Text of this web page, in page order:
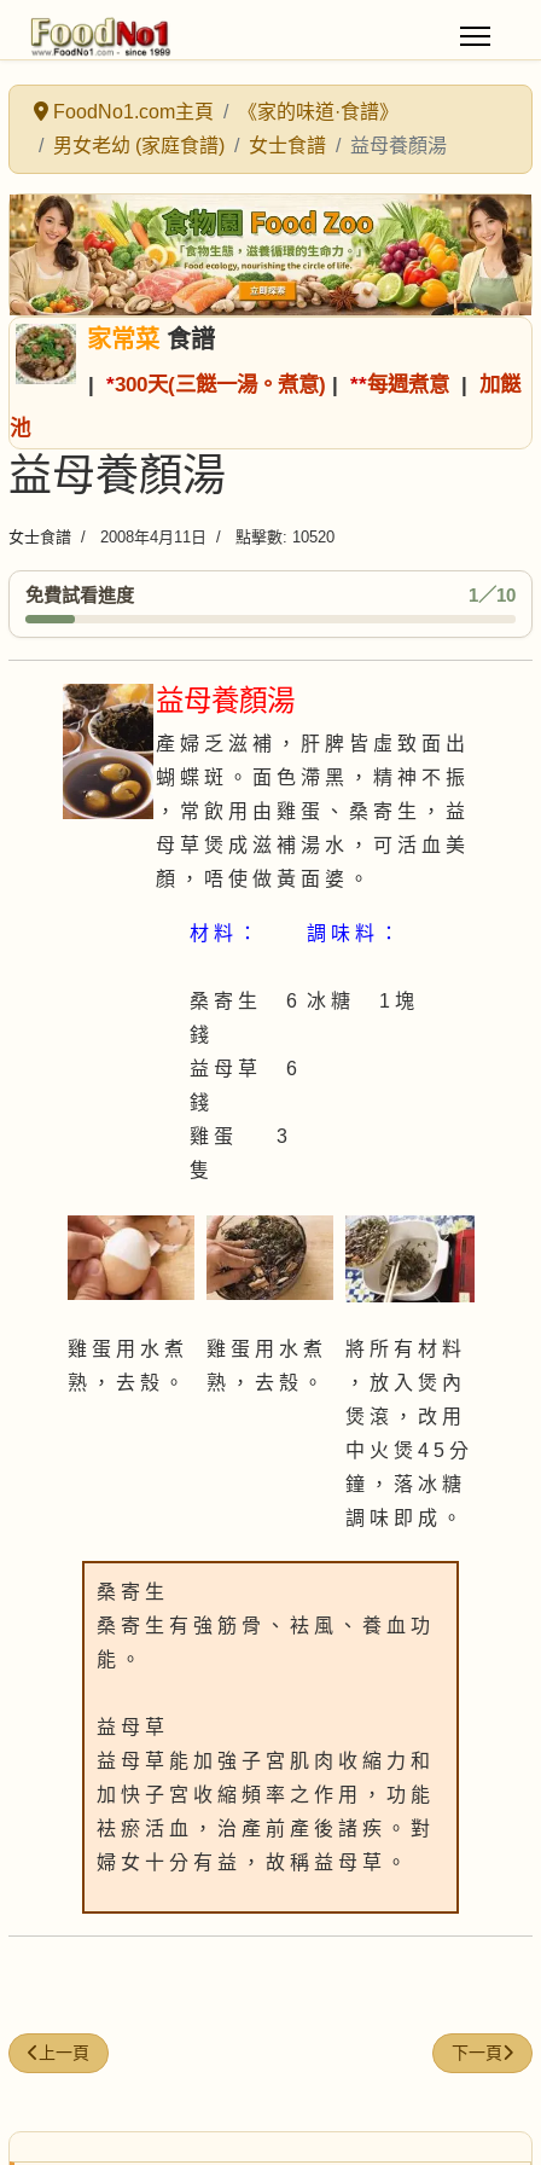
FoodNo1.com主頁
《家的味道·食譜》
男女老幼 (家庭食譜)
女士食譜 益母養顏湯
家常菜食譜
| *300天(三餸一湯。煮意) | **每週煮意 | 加餸
池
益母養顏湯
女士食譜 2008年4月11日 點擊數: 10520
免費試看進度 1／10
益母養顏湯
產 婦 乏 滋 補 ， 肝 脾 皆 虛 致 面 出
蝴 蝶 斑 。 面 色 滯 黑 ， 精 神 不 振
， 常 飲 用 由 雞 蛋 、 桑 寄 生 ， 益
母 草 煲 成 滋 補 湯 水 ， 可 活 血 美
顏 ， 唔 使 做 黃 面 婆 。
材 料 ：
桑 寄 生 6
錢
益 母 草 6
錢
雞 蛋 3
隻
調 味 料 ：
冰 糖 1 塊
雞 蛋 用 水 煮
熟 ， 去 殼 。
雞 蛋 用 水 煮
熟 ， 去 殼 。
將 所 有 材 料
， 放 入 煲 內
煲 滾 ， 改 用
中 火 煲 4 5 分
鐘 ， 落 冰 糖
調 味 即 成 。
桑 寄 生
桑 寄 生 有 強 筋 骨 、 袪 風 、 養 血 功
能 。
益 母 草
益 母 草 能 加 強 子 宮 肌 肉 收 縮 力 和
加 快 子 宮 收 縮 頻 率 之 作 用 ， 功 能
袪 瘀 活 血 ， 治 產 前 產 後 諸 疾 。 對
婦 女 十 分 有 益 ， 故 稱 益 母 草 。
上一篇文章: 健腦補腎湯
上一頁 下一篇文章
下一頁